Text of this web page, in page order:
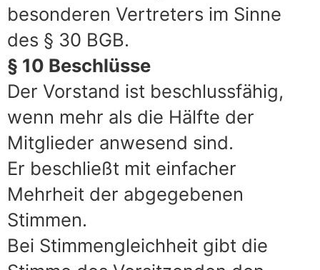
besonderen Vertreters im Sinne
des § 30 BGB.
§ 10 Beschlüsse
Der Vorstand ist beschlussfähig,
wenn mehr als die Hälfte der
Mitglieder anwesend sind.
Er beschließt mit einfacher
Mehrheit der abgegebenen
Stimmen.
Bei Stimmengleichheit gibt die